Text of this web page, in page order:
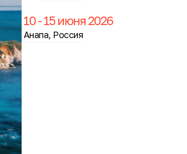
10 - 15 июня 2026
Анапа, Россия